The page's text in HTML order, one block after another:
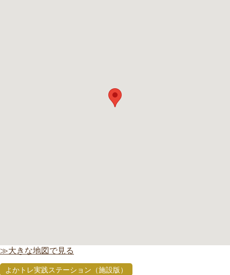
≫大きな地図で見る
よかトレ実践ステーション（施設版）